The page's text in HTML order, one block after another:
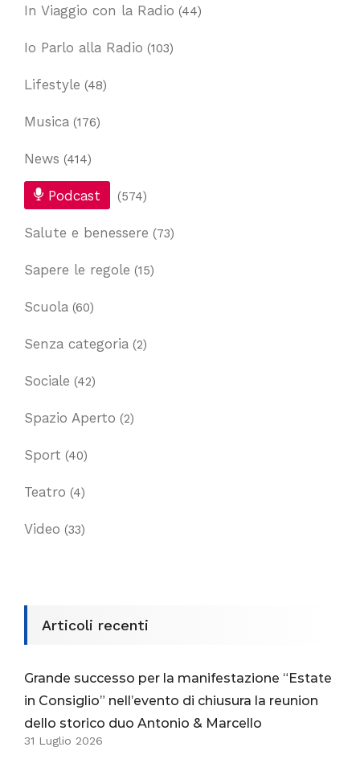
In Viaggio con la Radio (44)
Io Parlo alla Radio (103)
Lifestyle (48)
Musica (176)
News (414)
Podcast (574)
Salute e benessere (73)
Sapere le regole (15)
Scuola (60)
Senza categoria (2)
Sociale (42)
Spazio Aperto (2)
Sport (40)
Teatro (4)
Video (33)
Articoli recenti
Grande successo per la manifestazione “Estate
in Consiglio” nell’evento di chiusura la reunion
dello storico duo Antonio & Marcello
31 Luglio 2026